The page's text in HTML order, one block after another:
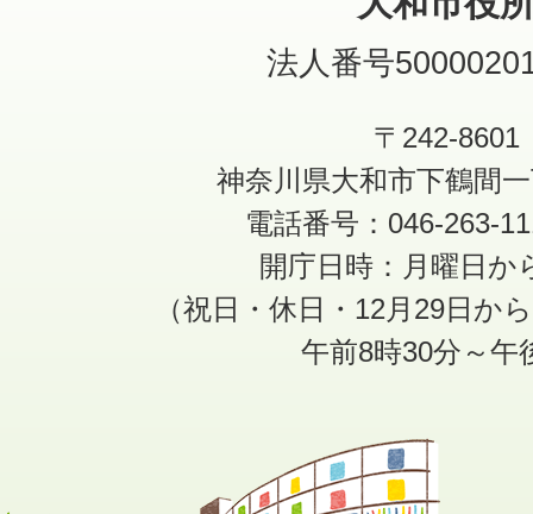
法人番号
〒242-8601
神奈川県大和市下鶴間
電話番号：046-263-
開庁日時：月曜日か
（祝日・休日・12月29日か
午前8時30分～午